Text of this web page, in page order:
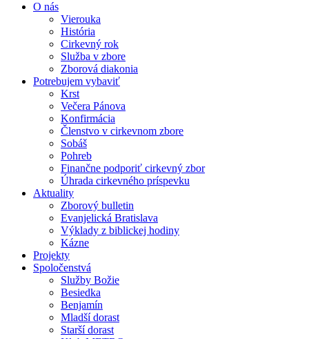
O nás
Vierouka
História
Cirkevný rok
Služba v zbore
Zborová diakonia
Potrebujem vybaviť
Krst
Večera Pánova
Konfirmácia
Členstvo v cirkevnom zbore
Sobáš
Pohreb
Finančne podporiť cirkevný zbor
Úhrada cirkevného príspevku
Aktuality
Zborový bulletin
Evanjelická Bratislava
Výklady z biblickej hodiny
Kázne
Projekty
Spoločenstvá
Služby Božie
Besiedka
Benjamín
Mladší dorast
Starší dorast